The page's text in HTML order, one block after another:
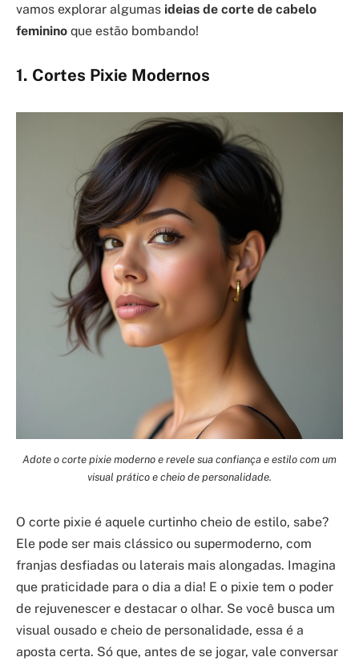
vamos explorar algumas ideias de corte de cabelo
feminino que estão bombando!
1. Cortes Pixie Modernos
Adote o corte pixie moderno e revele sua confiança e estilo com um
visual prático e cheio de personalidade.
O corte pixie é aquele curtinho cheio de estilo, sabe?
Ele pode ser mais clássico ou supermoderno, com
franjas desfiadas ou laterais mais alongadas. Imagina
que praticidade para o dia a dia! E o pixie tem o poder
de rejuvenescer e destacar o olhar. Se você busca um
visual ousado e cheio de personalidade, essa é a
aposta certa. Só que, antes de se jogar, vale conversar